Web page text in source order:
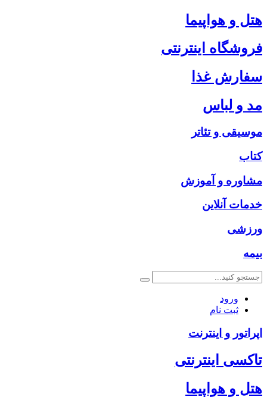
هتل و هواپیما
فروشگاه اینترنتی
سفارش غذا
مد و لباس
موسیقی و تئاتر
کتاب
مشاوره و آموزش
خدمات آنلاین
ورزشی
بیمه
ورود
ثبت نام
اپراتور و اینترنت
تاکسی اینترنتی
هتل و هواپیما